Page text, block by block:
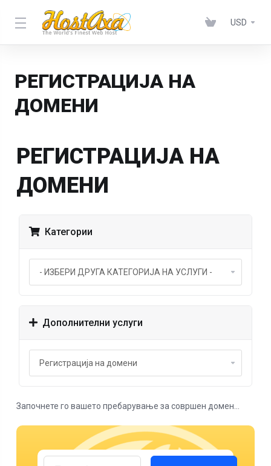
USD
РЕГИСТРАЦИЈА НА
ДОМЕНИ
РЕГИСТРАЦИЈА НА
ДОМЕНИ
Категории
Дополнителни услуги
Започнете го вашето пребарување за совршен домен...